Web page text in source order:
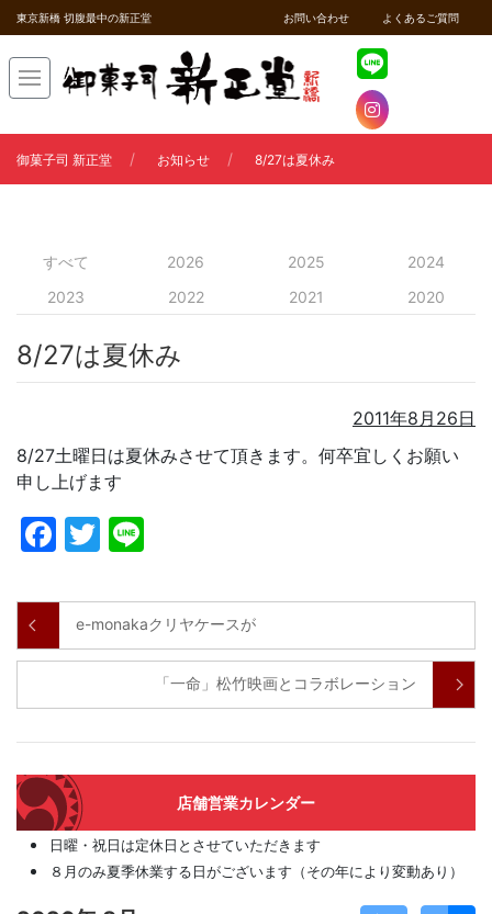
東京新橋 切腹最中の新正堂 お問い合わせ よくあるご質問
御菓子司 新正堂 お知らせ 8/27は夏休み
すべて 2026 2025
2024
2023
2022 2021 2020
8/27は夏休み
2011年8月26日
8/27土曜日は夏休みさせて頂きます。何卒宜しくお願い
申し上げます
Facebook
Twitter
e-monakaクリヤケースが
「一命」松竹映画とコラボレーション
店舗営業カレンダー
日曜・祝日は定休日とさせていただきます
８月のみ夏季休業する日がございます（その年により変動あり）